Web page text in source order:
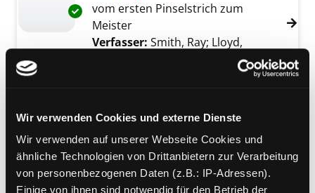
Wir verwenden Cookies und externe Dienste
Wir verwenden auf unserer Webseite Cookies und
ähnliche Technologien von Drittanbietern zur Verarbeitung
von personenbezogenen Daten (z.B.: IP-Adressen).
Einige von ihnen sind notwendig für den Betrieb der
Exemplar-Details von Das Aquarell anzeigen
vom ersten Pinselstrich zum
Meister
Verfasser: Smith, Ray; Lloyd,
Suche nach diesem
Berlin, Urania
Exemplar-Details von 1 mal 1 kreativ -
1 mal 1 kreativ - Ölmalerei
Schritt für Schritt zum dekorativen
Ölbild
Verfasser:Pohle, Peter;Wermers,